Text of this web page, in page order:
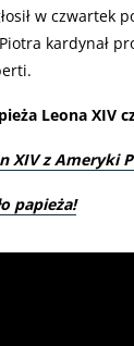
w czwartek
kardynał
Leona XIV
XIV z Ameryki
papieża!